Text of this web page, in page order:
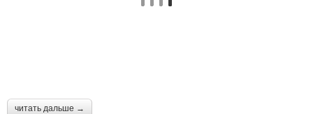
читать дальше →